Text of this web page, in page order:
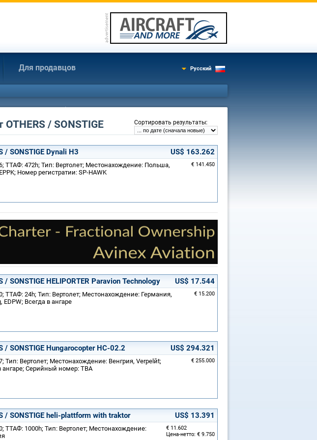
Для продавцов Русский
Сортировать результаты:
/ SONSTIGE
/ SONSTIGE Dynali H3 US$ 163.262
€ 141.450
ТТАФ: 472h; Тип: Вертолет; Местонахождение: Польша,
Номер регистратии: SP-HAWK
/ SONSTIGE HELIPORTER Paravion Technology US$ 17.544
€ 15.200
ТТАФ: 24h; Тип: Вертолет; Местонахождение: Германия,
EDPW; Всегда в ангаре
/ SONSTIGE Hungarocopter HC-02.2 US$ 294.321
€ 255.000
Тип: Вертолет; Местонахождение: Венгрия, Verpelйt;
ангаре; Серийный номер: TBA
/ SONSTIGE heli-plattform with traktor US$ 13.391
€ 11.602
Цена-нетто: € 9.750
ТТАФ: 1000h; Тип: Вертолет; Местонахождение: